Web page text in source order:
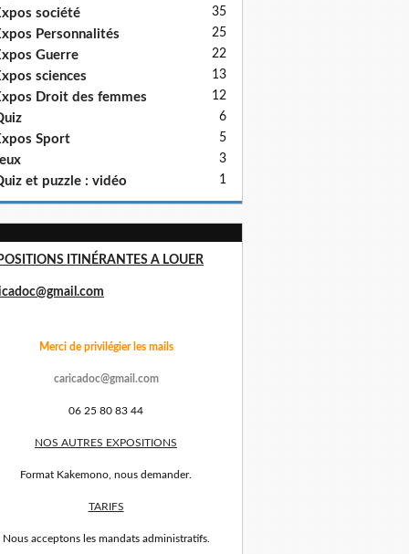
société 35
Personnalités 25
Guerre 22
sciences 13
Droit des femmes 12
6
Sport 5
3
et puzzle : vidéo 1
ITINÉRANTES A LOUER
Merci de privilégier les mails
caricadoc@gmail.com
06 25 80 83 44
NOS AUTRES EXPOSITIONS
Format Kakemono, nous demander.
TARIFS
Nous acceptons les mandats administratifs.